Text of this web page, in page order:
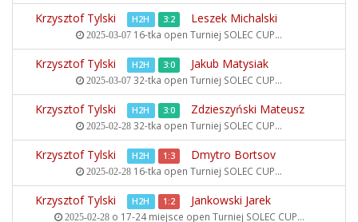
Krzysztof Tylski H2H 3:2 Leszek Michalski
2025-03-07 16-tka open Turniej SOLEC CUP...
Krzysztof Tylski H2H 3:0 Jakub Matysiak
2025-03-07 32-tka open Turniej SOLEC CUP...
Krzysztof Tylski H2H 3:0 Zdzieszyński Mateusz
2025-02-28 32-tka open Turniej SOLEC CUP...
Krzysztof Tylski H2H 1:3 Dmytro Bortsov
2025-02-28 16-tka open Turniej SOLEC CUP...
Krzysztof Tylski H2H 1:2 Jankowski Jarek
2025-02-28o 17-24 miejsce open Turniej SOLEC CUP...